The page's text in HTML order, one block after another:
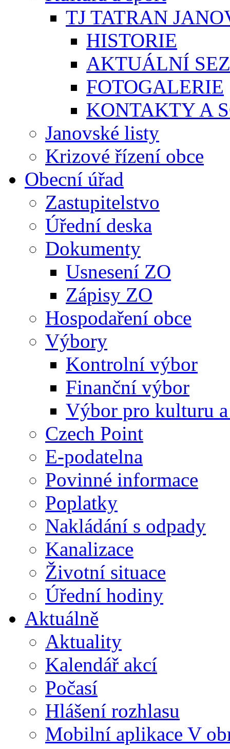
TJ TATRAN
HISTORIE
AKTUÁLNÍ
FOTOGALERIE
KONTAKTY A
Janovské listy
Krizové řízení obce
Obecní úřad
Zastupitelstvo
Úřední deska
Dokumenty
Usnesení ZO
Zápisy ZO
Hospodaření obce
Výbory
Kontrolní výbor
Finanční výbor
Výbor pro kulturu
Czech Point
E-podatelna
Povinné informace
Poplatky
Nakládání s odpady
Kanalizace
Životní situace
Úřední hodiny
Aktuálně
Aktuality
Kalendář akcí
Počasí
Hlášení rozhlasu
Mobilní aplikace V